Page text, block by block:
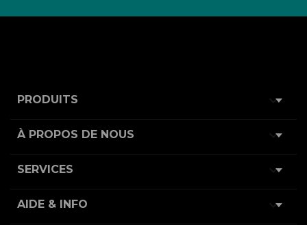
PRODUITS 
À PROPOS DE NOUS 
SERVICES 
AIDE & INFO 